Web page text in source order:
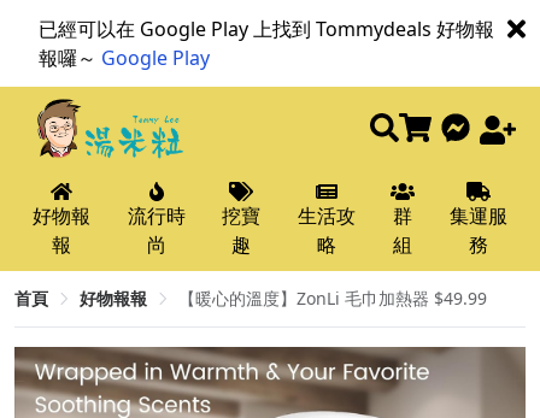
已經可以在 Google Play 上找到 Tommydeals 好物報
報囉～ Google Play
好物報
報
流行時
尚
挖寶
趣
生活攻
略
群
組
集運服
務
首頁 好物報報 【暖心的溫度】ZonLi 毛巾加熱器 $49.99